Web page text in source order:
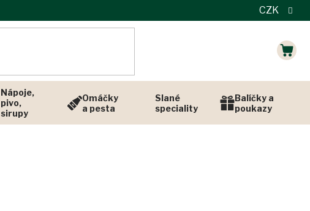
CZK
Nápoje,
pivo,
sirupy
Omáčky
a pesta
Slané
speciality
Balíčky a
poukazy